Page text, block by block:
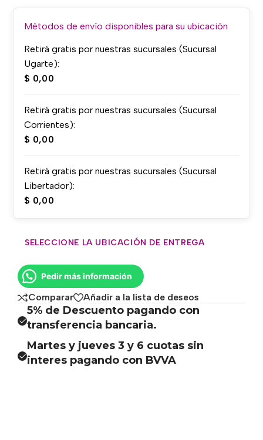
Métodos de envío disponibles para su ubicación
Retirá gratis por nuestras sucursales (Sucursal
Ugarte):
$ 0,00
Retirá gratis por nuestras sucursales (Sucursal
Corrientes):
$ 0,00
Retirá gratis por nuestras sucursales (Sucursal
Libertador):
$ 0,00
SELECCIONE LA UBICACIÓN DE ENTREGA
Pedir más información
Comparar Añadir a la lista de deseos
5% de Descuento pagando con
transferencia bancaria.
Martes y jueves 3 y 6 cuotas sin
interes pagando con BVVA